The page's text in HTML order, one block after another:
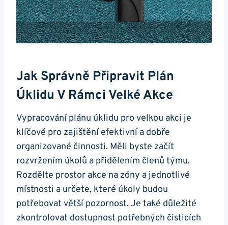
Jak Správně Připravit Plán
Úklidu V Rámci Velké Akce
Vypracování plánu úklidu pro velkou akci je
klíčové pro zajištění efektivní a dobře
organizované činnosti. Měli byste začít
rozvržením úkolů a přidělením členů týmu.
Rozdělte prostor akce na zóny a jednotlivé
místnosti a určete, které úkoly budou
potřebovat větší pozornost. Je také důležité
zkontrolovat dostupnost potřebných čisticích